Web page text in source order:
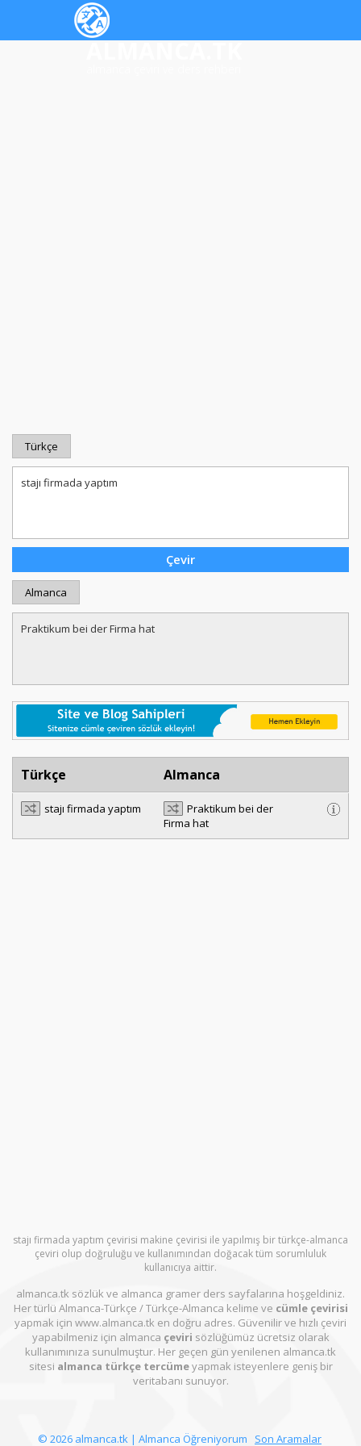
ALMANCA.TK
Türkçe
Almanca
Türkçe Almanca
stajı firmada yaptım
Praktikum bei der
Firma hat
stajı firmada yaptım çevirisi makine çevirisi ile yapılmış bir türkçe-almanca
çeviri olup doğruluğu ve kullanımından doğacak tüm sorumluluk
kullanıcıya aittir.
almanca.tk sözlük ve almanca gramer ders sayfalarına hoşgeldiniz.
Her türlü Almanca-Türkçe / Türkçe-Almanca kelime ve cümle çevirisi
yapmak için www.almanca.tk en doğru adres. Güvenilir ve hızlı çeviri
yapabilmeniz için almanca çeviri sözlüğümüz ücretsiz olarak
kullanımınıza sunulmuştur. Her geçen gün yenilenen almanca.tk
sitesi almanca türkçe tercümeyapmak isteyenlere geniş bir
veritabanı sunuyor.
© 2026 almanca.tk | Almanca Öğreniyorum Son Aramalar